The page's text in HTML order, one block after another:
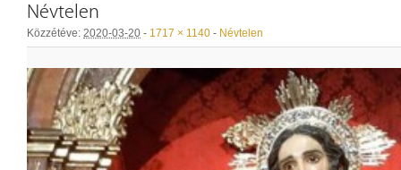
Névtelen
Közzétéve: 2020-03-20 - 1717 × 1140 - Névtelen